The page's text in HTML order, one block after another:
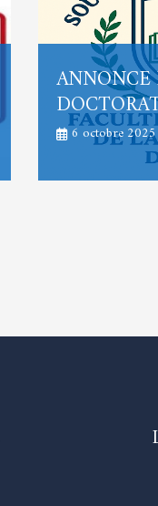
6 octobre 2025